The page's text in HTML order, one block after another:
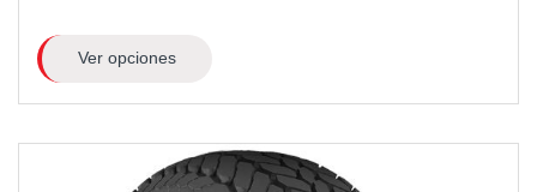
Ver opciones